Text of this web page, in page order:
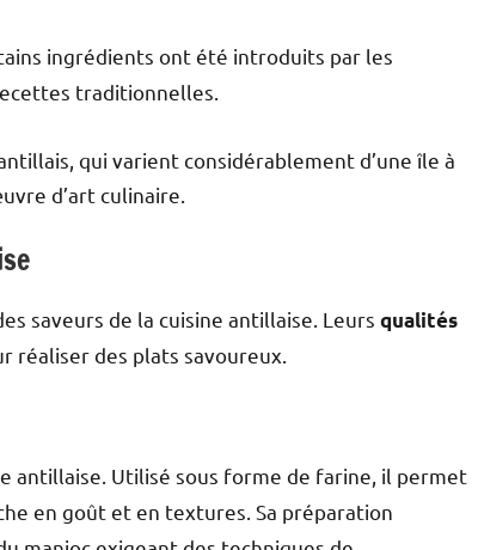
ingrédients ont été introduits par les
traditionnelles.
qui varient considérablement d’une île à
d’art culinaire.
saveurs de la cuisine antillaise. Leurs qualités
réaliser des plats savoureux.
antillaise. Utilisé sous forme de farine, il permet
en goût et en textures. Sa préparation